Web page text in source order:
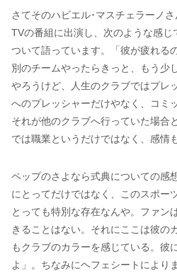
さてそのハビエル･マスチェラーノ
TVの番組に出演し、次のような感じ
ついて語っています。「彼が疲れる
別のチームやったらきっと、もう少
やろうけど、人生のクラブではプレ
へのプレッシャーだけやなく、コミ
それが他のクラブへ行っていた場合
では職業というだけではなく、感情
ペップのさよなら式典についての感
にとってだけではなく、このスポー
とっても特別な存在なんや。ファン
きることはない。それにここは彼の
もクラブのカラーを感じている。彼
よ」。ちなみにヘフェシートにより